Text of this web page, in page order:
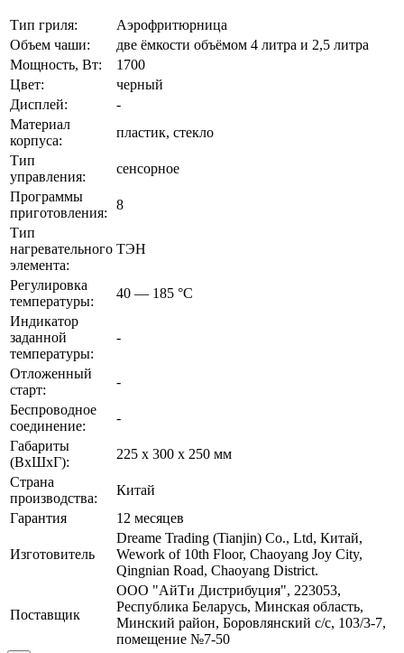
Тип гриля:
Аэрофритюрница
Объем чаши:
две ёмкости объёмом 4 литра и 2,5 литра
Мощность, Вт:
1700
Цвет:
черный
Дисплей:
-
Материал
корпуса:
пластик, стекло
Тип
управления:
сенсорное
Программы
приготовления:
8
Тип
нагревательного
элемента:
ТЭН
Регулировка
температуры:
40 — 185 °C
Индикатор
заданной
температуры:
-
Отложенный
старт:
-
Беспроводное
соединение:
-
Габариты
(ВхШхГ):
225 x 300 x 250 мм
Страна
производства:
Китай
Гарантия
12 месяцев
Изготовитель
Dreame Trading (Tianjin) Co., Ltd, Китай,
Wework of 10th Floor, Chaoyang Joy City,
Qingnian Road, Chaoyang District.
Поставщик
ООО "АйТи Дистрибуция", 223053,
Республика Беларусь, Минская область,
Минский район, Боровлянский с/с, 103/3-7,
помещение №7-50